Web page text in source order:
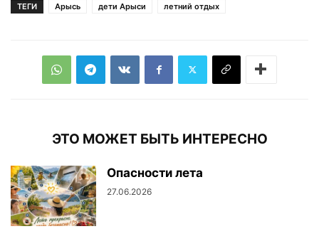
ТЕГИ Арысь дети Арыси летний отдых
ЭТО МОЖЕТ БЫТЬ ИНТЕРЕСНО
Опасности лета
27.06.2026